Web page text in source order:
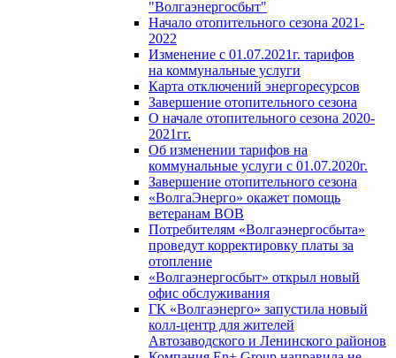
"Волгаэнергосбыт"
Начало отопительного сезона 2021-
2022
Изменение с 01.07.2021г. тарифов
на коммунальные услуги
Карта отключений энергоресурсов
Завершение отопительного сезона
О начале отопительного сезона 2020-
2021гг.
Об изменении тарифов на
коммунальные услуги с 01.07.2020г.
Завершение отопительного сезона
«ВолгаЭнерго» окажет помощь
ветеранам ВОВ
Потребителям «Волгаэнергосбыта»
проведут корректировку платы за
отопление
«Волгаэнергосбыт» открыл новый
офис обслуживания
ГК «Волгаэнерго» запустила новый
колл-центр для жителей
Автозаводского и Ленинского районов